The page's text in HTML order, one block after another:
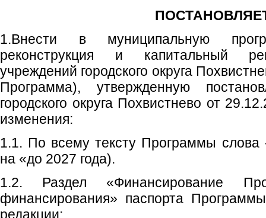
1.Внести в муниципальную
реконструкция и капитальный
учреждений городского округа
Программа), утвержденную
городского округа Похвистнево от
изменения:
1.1. По всему тексту Программы слова
на «до 2027 года).
1.2. Раздел «Финансирование
финансирования» паспорта
редакции: